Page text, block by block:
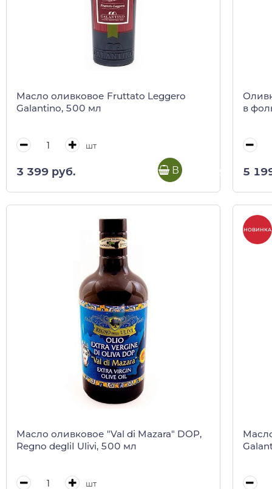
Масло оливковое Fruttato Leggero
Galantino, 500 мл
шт
3 399 руб. В корзину
в
5
Масло оливковое "Val di Mazara" DOP,
Regno degliI Ulivi, 500 мл
шт
НОВИНКА